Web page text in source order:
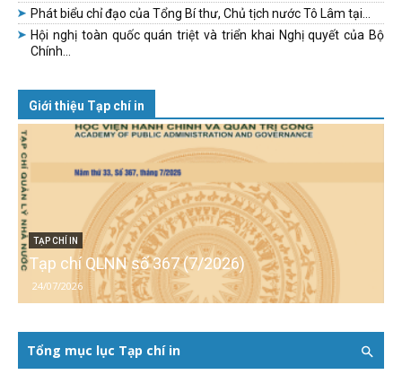
Phát biểu chỉ đạo của Tổng Bí thư, Chủ tịch nước Tô Lâm tại...
Hội nghị toàn quốc quán triệt và triển khai Nghị quyết của Bộ
Chính...
Giới thiệu Tạp chí in
TẠP CHÍ IN
Tạp chí QLNN số 367 (7/2026)
24/07/2026
Tổng mục lục Tạp chí in